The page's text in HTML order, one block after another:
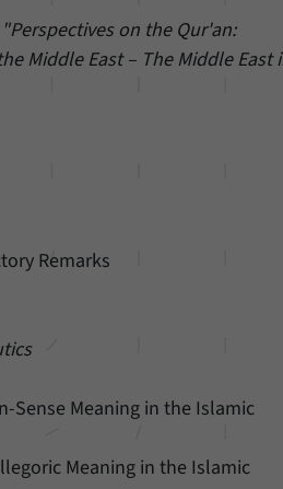
on the Qur'an:
Middle East – The Middle East
Remarks
Sense Meaning in the Islamic
Meaning in the Islamic